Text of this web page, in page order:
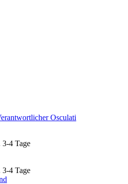
3-4 Tage
3-4 Tage